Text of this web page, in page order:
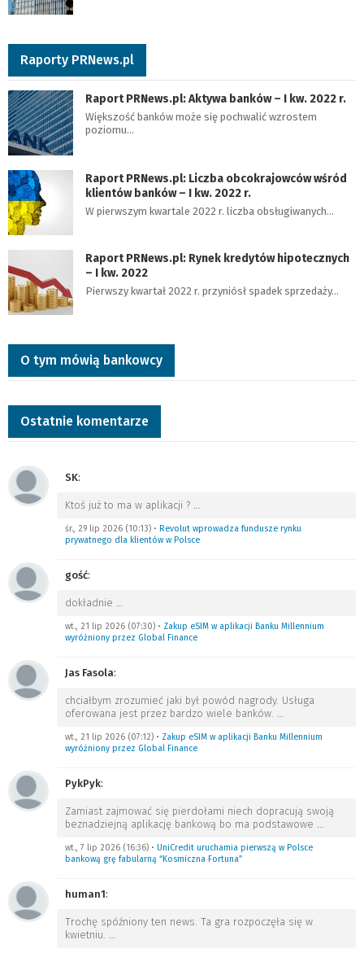
Raporty PRNews.pl
Raport PRNews.pl: Aktywa banków – I kw. 2022 r.
Większość banków może się pochwalić wzrostem
poziomu…
Raport PRNews.pl: Liczba obcokrajowców wśród
klientów banków – I kw. 2022 r.
W pierwszym kwartale 2022 r. liczba obsługiwanych…
Raport PRNews.pl: Rynek kredytów hipotecznych
– I kw. 2022
Pierwszy kwartał 2022 r. przyniósł spadek sprzedaży…
O tym mówią bankowcy
Ostatnie komentarze
SK:
Ktoś już to ma w aplikacji ? …
śr., 29 lip 2026 (10:13) • Revolut wprowadza fundusze rynku
prywatnego dla klientów w Polsce
gość:
dokładnie …
wt., 21 lip 2026 (07:30) • Zakup eSIM w aplikacji Banku Millennium
wyróżniony przez Global Finance
Jas Fasola:
chciałbym zrozumieć jaki był powód nagrody. Usługa
oferowana jest przez bardzo wiele banków. …
wt., 21 lip 2026 (07:12) • Zakup eSIM w aplikacji Banku Millennium
wyróżniony przez Global Finance
PykPyk:
Zamiast zajmować się pierdołami niech dopracują swoją
beznadziejną aplikację bankową bo ma podstawowe …
wt., 7 lip 2026 (16:36) • UniCredit uruchamia pierwszą w Polsce
bankową grę fabularną “Kosmiczna Fortuna”
human1:
Trochę spóźniony ten news. Ta gra rozpoczęła się w
kwietniu. …